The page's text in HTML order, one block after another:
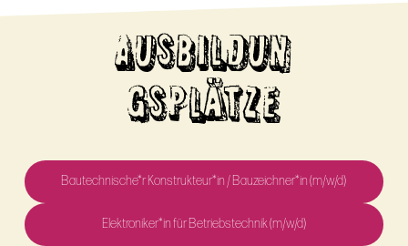
AUSBILDUN
GSPLÄTZE
Bautechnische*r Konstrukteur*in / Bauzeichner*in (m/w/d)
Elektroniker*in für Betriebstechnik (m/w/d)